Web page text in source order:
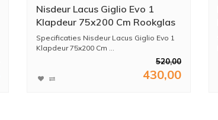
Nisdeur Lacus Giglio Evo 1
Klapdeur 75x200 Cm Rookglas
Zwart
Specificaties Nisdeur Lacus Giglio Evo 1
Klapdeur 75x200 Cm ...
520,00
430,00